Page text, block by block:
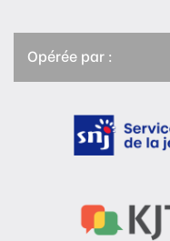
Opérée par :